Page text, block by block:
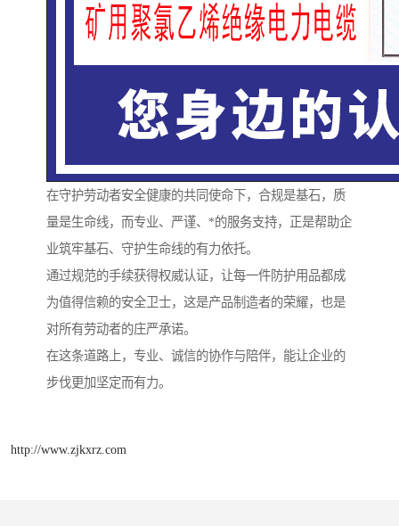
在守护劳动者安全健康的共同使命下，合规是基石，质
量是生命线，而专业、严谨、*的服务支持，正是帮助企
业筑牢基石、守护生命线的有力依托。
通过规范的手续获得权威认证，让每一件防护用品都成
为值得信赖的安全卫士，这是产品制造者的荣耀，也是
对所有劳动者的庄严承诺。
在这条道路上，专业、诚信的协作与陪伴，能让企业的
步伐更加坚定而有力。
http://www.zjkxrz.com